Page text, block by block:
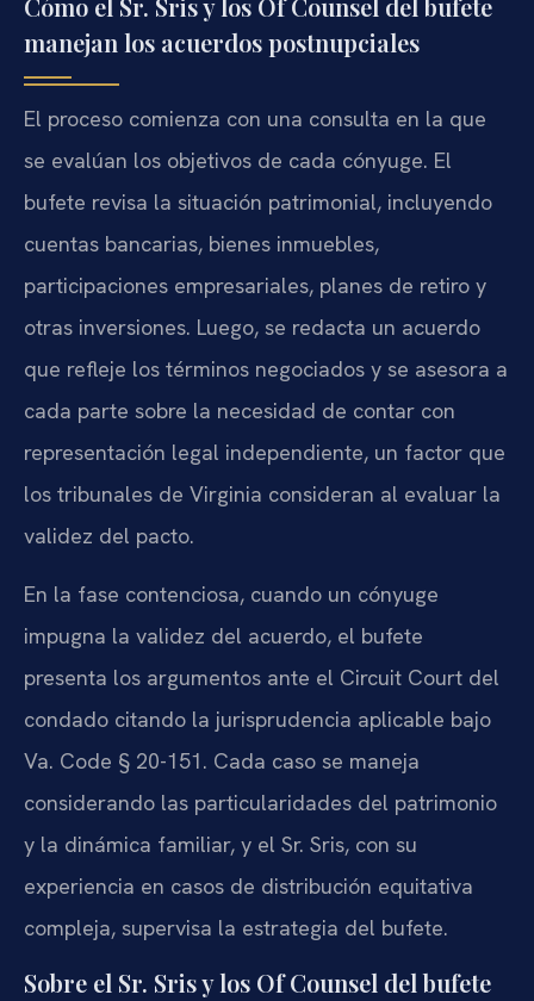
manejan los acuerdos postnupciales
El proceso comienza con una consulta en la que
se evalúan los objetivos de cada cónyuge. El
bufete revisa la situación patrimonial, incluyendo
cuentas bancarias, bienes inmuebles,
participaciones empresariales, planes de retiro y
otras inversiones. Luego, se redacta un acuerdo
que refleje los términos negociados y se asesora a
cada parte sobre la necesidad de contar con
representación legal independiente, un factor que
los tribunales de Virginia consideran al evaluar la
validez del pacto.
En la fase contenciosa, cuando un cónyuge
impugna la validez del acuerdo, el bufete
presenta los argumentos ante el Circuit Court del
condado citando la jurisprudencia aplicable bajo
Va. Code § 20-151. Cada caso se maneja
considerando las particularidades del patrimonio
y la dinámica familiar, y el Sr. Sris, con su
experiencia en casos de distribución equitativa
compleja, supervisa la estrategia del bufete.
Sobre el Sr. Sris y los Of Counsel del bufete